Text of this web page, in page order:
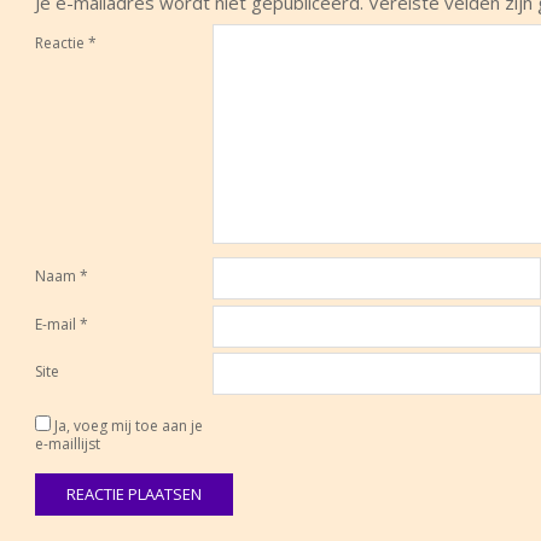
Reactie *
Naam *
E-mail *
Site
Ja, voeg mij toe aan je
e-maillijst